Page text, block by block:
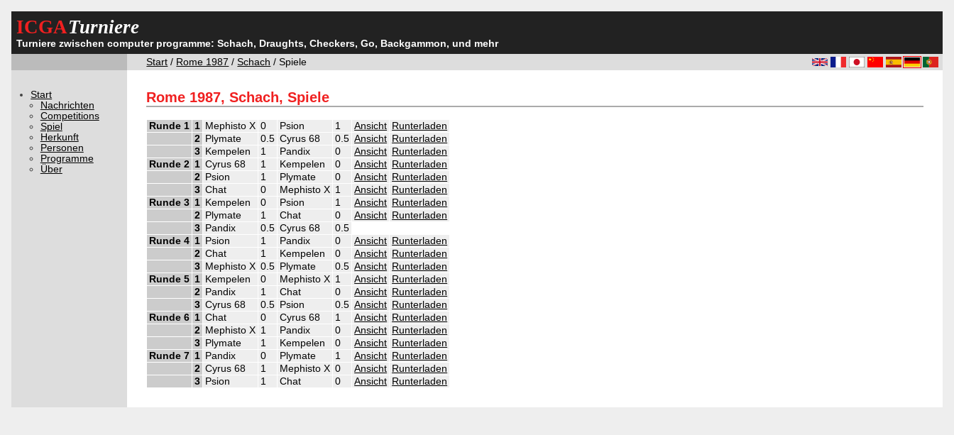
ICGATurniere
Turniere zwischen computer programme: Schach, Draughts, Checkers, Go, Backgammon, und mehr
Start / Rome 1987 /Schach / Spiele
Start
Nachrichten
Competitions
Spiel
Herkunft
Personen
Programme
Über
Rome 1987, Schach, Spiele
Runde 1 1 Mephisto X 0 Psion 1 Ansicht Runterladen
2 Plymate 0.5 Cyrus 68 0.5 Ansicht Runterladen
3 Kempelen 1 Pandix 0 Ansicht Runterladen
Runde 2 1 Cyrus 68 1 Kempelen 0 Ansicht Runterladen
2 Psion 1 Plymate 0 Ansicht Runterladen
3 Chat 0 Mephisto X 1 Ansicht Runterladen
Runde 3 1 Kempelen 0 Psion 1 Ansicht Runterladen
2 Plymate 1 Chat 0 Ansicht Runterladen
3 Pandix 0.5 Cyrus 68
0.5
Runde 4 1 Psion 1 Pandix 0 Ansicht Runterladen
2 Chat 1 Kempelen 0 Ansicht Runterladen
3 Mephisto X 0.5 Plymate 0.5 Ansicht Runterladen
Runde 5 1 Kempelen 0 Mephisto X 1 Ansicht Runterladen
2 Pandix 1 Chat 0 Ansicht Runterladen
3 Cyrus 68 0.5 Psion 0.5 Ansicht Runterladen
Runde 6 1 Chat 0 Cyrus 68 1 Ansicht Runterladen
2 Mephisto X 1 Pandix 0 Ansicht Runterladen
3 Plymate 1 Kempelen 0 Ansicht Runterladen
Runde 7 1 Pandix 0 Plymate 1 Ansicht Runterladen
2 Cyrus 68 1 Mephisto X 0 Ansicht Runterladen
3 Psion 1 Chat 0 Ansicht Runterladen